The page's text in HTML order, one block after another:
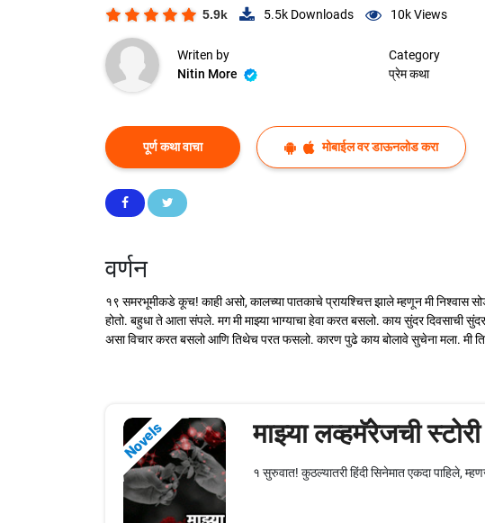
5.9k 5.5k Downloads 10kViews
Writen by
Nitin More
Category
प्रेम कथा
पूर्ण कथा वाचा मोबाईल वर डाऊनलोड करा
वर्णन
१९ समरभूमीकडे कूच! काही असो, कालच्या पातकाचे प्रायश्चित्त झाले म्हणून मी निश्वास
होतो. बहुधा ते आता संपले. मग मी माझ्या भाग्याचा हेवा करत बसलो. काय सुंदर
असा विचार करत बसलो आणि तिथेच परत फसलो. कारण पुढे काय बोलावे सुचेना मला. मी
Novels माझ्या लव्हमॅरेजची स्टोरी
१ सुरुवात! कुठल्यातरी हिंदी सिनेमात एकदा